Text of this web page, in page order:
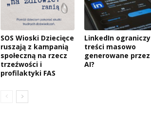
SOS Wioski Dziecięce
ruszają z kampanią
społeczną na rzecz
trzeźwości i
profilaktyki FAS
LinkedIn ograniczy
treści masowo
generowane przez
AI?